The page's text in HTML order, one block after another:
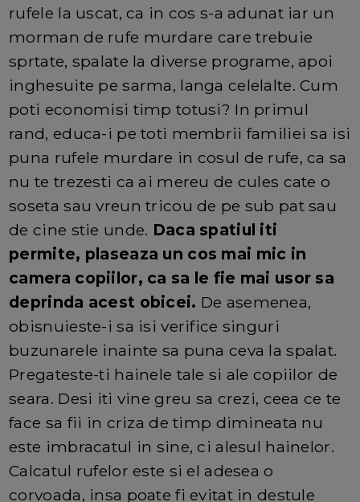
rufele la uscat, ca in cos s-a adunat iar un
morman de rufe murdare care trebuie
sprtate, spalate la diverse programe, apoi
inghesuite pe sarma, langa celelalte. Cum
poti economisi timp totusi? In primul
rand, educa-i pe toti membrii familiei sa isi
puna rufele murdare in cosul de rufe, ca sa
nu te trezesti ca ai mereu de cules cate o
soseta sau vreun tricou de pe sub pat sau
de cine stie unde. Daca spatiul iti
permite, plaseaza un cos mai mic in
camera copiilor, ca sa le fie mai usor sa
deprinda acest obicei. De asemenea,
obisnuieste-i sa isi verifice singuri
buzunarele inainte sa puna ceva la spalat.
Pregateste-ti hainele tale si ale copiilor de
seara. Desi iti vine greu sa crezi, ceea ce te
face sa fii in criza de timp dimineata nu
este imbracatul in sine, ci alesul hainelor.
Calcatul rufelor este si el adesea o
corvoada, insa poate fi evitat in destule